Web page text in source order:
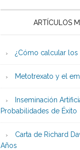
ARTÍCULOS
¿Cómo calcular los
Metotrexato y el
Inseminación
Probabilidades de Éxito
Carta de Richard
Años